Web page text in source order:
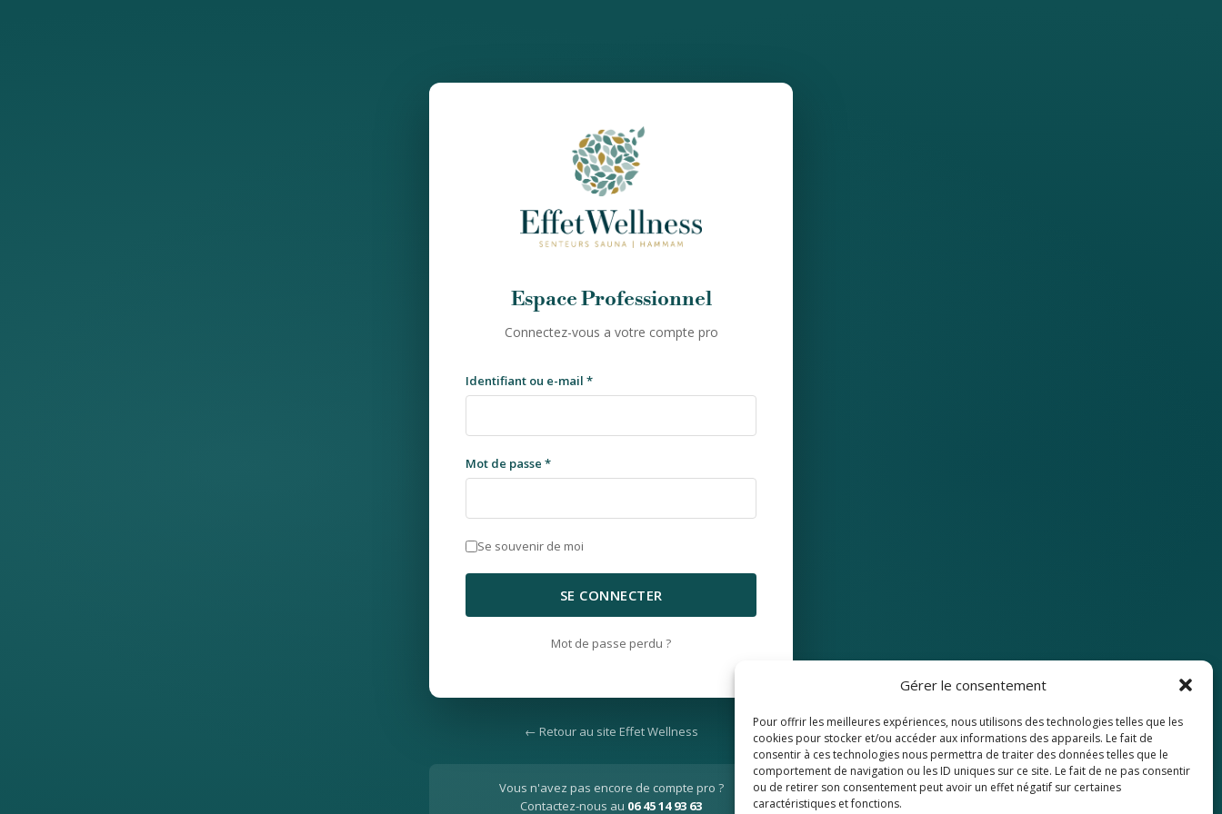
Gérer le consentement
Pour offrir les meilleures expériences, nous utilisons des technologies telles que les
cookies pour stocker et/ou accéder aux informations des appareils. Le fait de
consentir à ces technologies nous permettra de traiter des données telles que le
comportement de navigation ou les ID uniques sur ce site. Le fait de ne pas consentir
ou de retirer son consentement peut avoir un effet négatif sur certaines
caractéristiques et fonctions.
Espace Professionnel
Connectez-vous a votre compte pro
Identifiant ou e-mail *
Mot de passe *
Se souvenir de moi
SE CONNECTER
Mot de passe perdu ?
← Retour au site Effet Wellness
Vous n'avez pas encore de compte pro ?
Contactez-nous au 06 45 14 93 63